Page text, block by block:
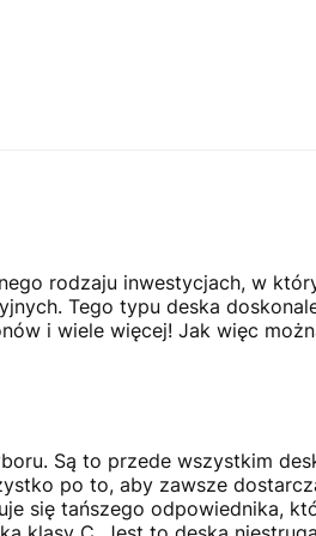
ostatniej strony z produktami
rodzaju inwestycjach, w
Tego typu deska
i wiele więcej! Jak więc
Są to przede wszystkim
po to, aby zawsze
się tańszego odpowiednika,